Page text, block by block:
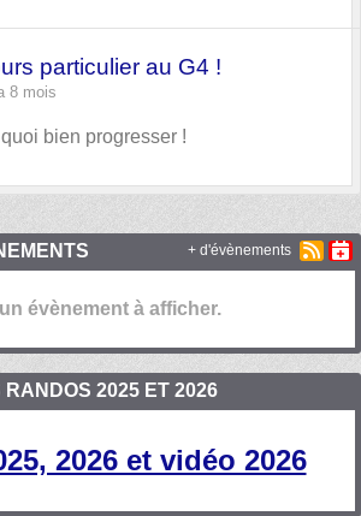
particulier au G4 !
8 mois
bien progresser !
évènement à afficher.
+ d'évènements
RANDOS 2025 ET 2026
2026 et vidéo 2026